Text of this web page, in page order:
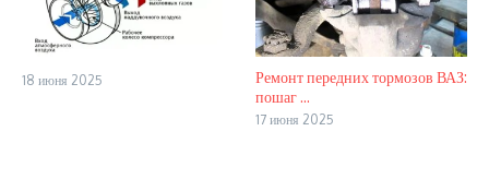
18 июня 2025
Ремонт передних тормозов ВАЗ:
пошаг ...
17 июня 2025